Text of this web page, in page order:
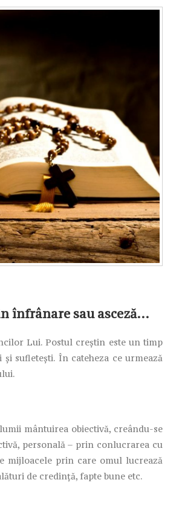
înfrânare sau asceză…
Lui. Postul creştin este un timp
sufleteşti. În cateheza ce urmează
mântuirea obiectivă, creându-se
personală – prin conlucrarea cu
mijloacele prin care omul lucrează
de credinţă, fapte bune etc.